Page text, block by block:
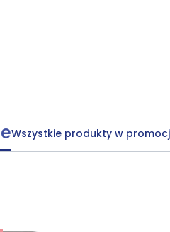
Wszystkie produkty w